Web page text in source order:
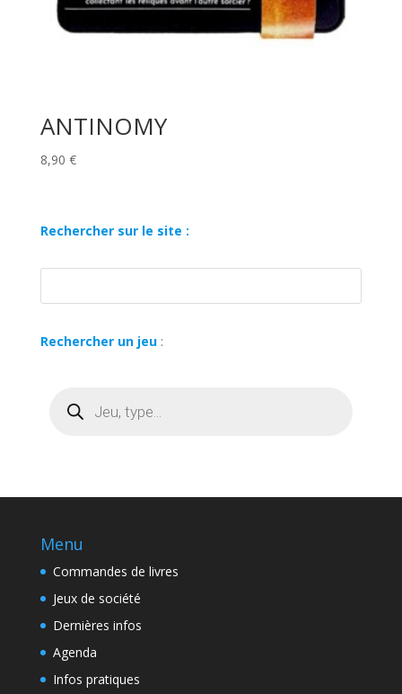
ANTINOMY
8,90 €
Rechercher sur le site :
Rechercher un jeu:
produits
Menu
Commandes de livres
Jeux de société
Dernières infos
Agenda
Infos pratiques